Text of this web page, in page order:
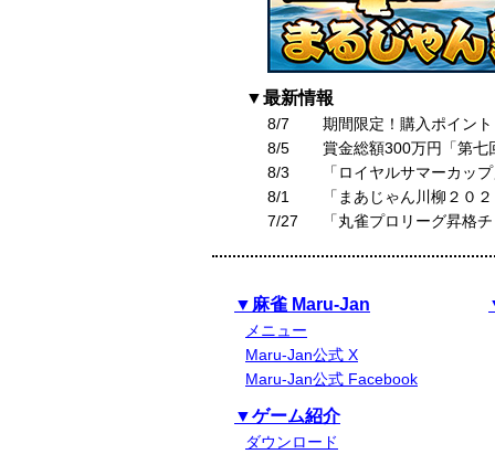
▼最新情報
8/7
期間限定！購入ポイン
8/5
賞金総額300万円「第七
8/3
「ロイヤルサマーカッ
8/1
「まあじゃん川柳２０
7/27
「丸雀プロリーグ昇格
▼麻雀 Maru-Jan
メニュー
Maru-Jan公式 X
Maru-Jan公式 Facebook
▼ゲーム紹介
ダウンロード